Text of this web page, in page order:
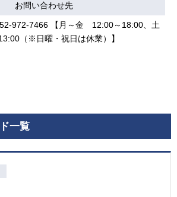
お問い合わせ先
972-7466 【月～金 12:00～18:00、土
（※日曜・祝日は休業）】
一覧